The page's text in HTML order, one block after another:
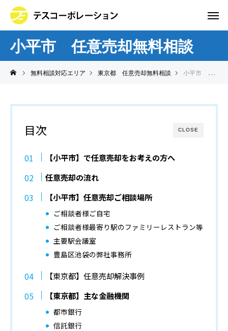
小平市 任意売却無料相談
無料相談対応エリア 東京都 任意売却無料相談 小平市 任意売却無料相談
CLOSE
目次
【小平市】で任意売却をお考えの方へ
任意売却の流れ
【小平市】任意売却ご相談場所
ご相談者様ご自宅
ご相談者様最寄り駅のファミリーレストラン等
主要駅会議室
豊島区池袋の弊社事務所
【東京都】任意売却解決事例
【東京都】主な金融機関
都市銀行
信託銀行